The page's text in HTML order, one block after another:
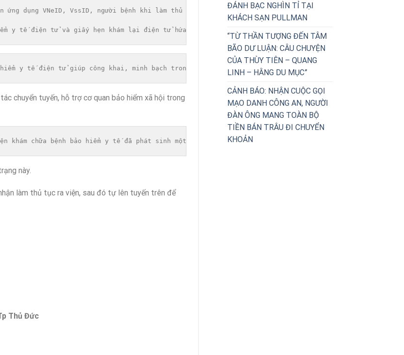
dụng VNeID, VssID, người bệnh khi làm thủ tục chuyển tuyến hoặc tái khám chỉ cần xuất trình giấy
y tế điện tử và giấy hẹn khám lại điện tử hứa hẹn phục vụ quản lý nhà nước về công tác chuyển
y tế điện tử giúp công khai, minh bạch trong công tác chuyển tuyến, đơn giản hóa thủ tục
chuyển tuyến, hỗ trợ cơ quan bảo hiểm xã hội trong
khám chữa bệnh bảo hiểm y tế đã phát sinh một số vướng mắc, bất cập. Trong đó, thủ tục chuyển
này.
làm thủ tục ra viện, sau đó tự lên tuyến trên để
Thủ Đức
ĐÁNH BẠC NGHÌN TỈ TẠI
KHÁCH SẠN PULLMAN
“TỪ THẦN TƯỢNG ĐẾN TÂM
BÃO DƯ LUẬN: CÂU CHUYỆN
CỦA THÙY TIÊN – QUANG
LINH – HẰNG DU MỤC”
CẢNH BÁO: NHẬN CUỘC GỌI
MẠO DANH CÔNG AN, NGƯỜI
ĐÀN ÔNG MANG TOÀN BỘ
TIỀN BÁN TRÂU ĐI CHUYỂN
KHOẢN